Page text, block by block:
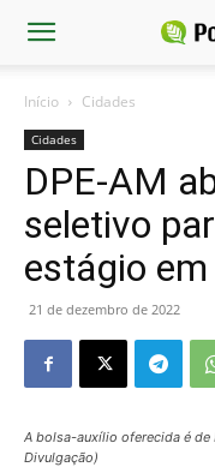
Início Cidades
Cidades
DPE-AM
seletivo
estágio
21 de dezembro de 2022
A bolsa-auxílio oferecida é de
Divulgação)